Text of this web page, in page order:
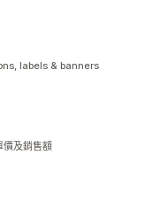
labels & banners
價及銷售額